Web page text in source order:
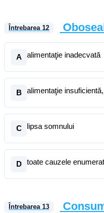
Întrebarea 12
A alimentaţie inadecvată
B alimentaţie
C lipsa somnului
D toate cauzele
Întrebarea 13